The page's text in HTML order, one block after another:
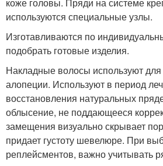
используются специальные узлы.
Изготавливаются по
подобрать готовые изделия.
Накладные волосы используют
алопеции. Используют в период
восстановления натуральных
облысение, не поддающееся
замещения визуально скрывает
придает густоту шевелюре. При
реплейсментов, важно учитывать